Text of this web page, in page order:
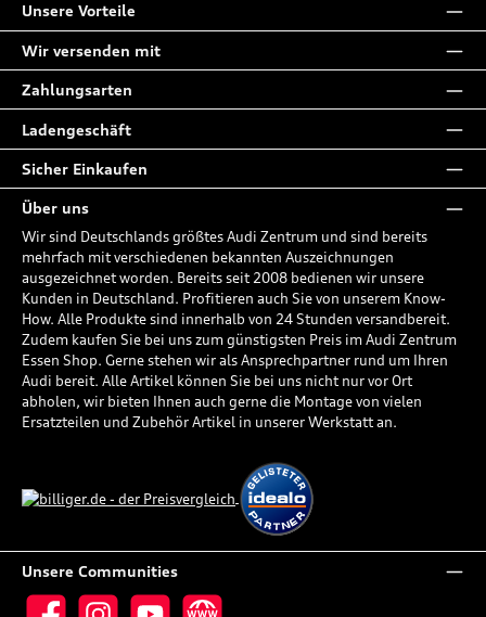
Unsere Vorteile
Wir versenden mit
Zahlungsarten
Ladengeschäft
Sicher Einkaufen
Über uns
Wir sind Deutschlands größtes Audi Zentrum und sind bereits
mehrfach mit verschiedenen bekannten Auszeichnungen
ausgezeichnet worden. Bereits seit 2008 bedienen wir unsere
Kunden in Deutschland. Profitieren auch Sie von unserem Know-
How. Alle Produkte sind innerhalb von 24 Stunden versandbereit.
Zudem kaufen Sie bei uns zum günstigsten Preis im Audi Zentrum
Essen Shop. Gerne stehen wir als Ansprechpartner rund um Ihren
Audi bereit. Alle Artikel können Sie bei uns nicht nur vor Ort
abholen, wir bieten Ihnen auch gerne die Montage von vielen
Ersatzteilen und Zubehör Artikel in unserer Werkstatt an.
Unsere Communities